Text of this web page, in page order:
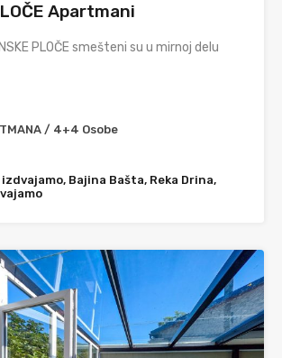
Apartmani
PLOČE smešteni su u mirnoj delu
/ 4+4 Osobe
Bajina Bašta, Reka Drina,